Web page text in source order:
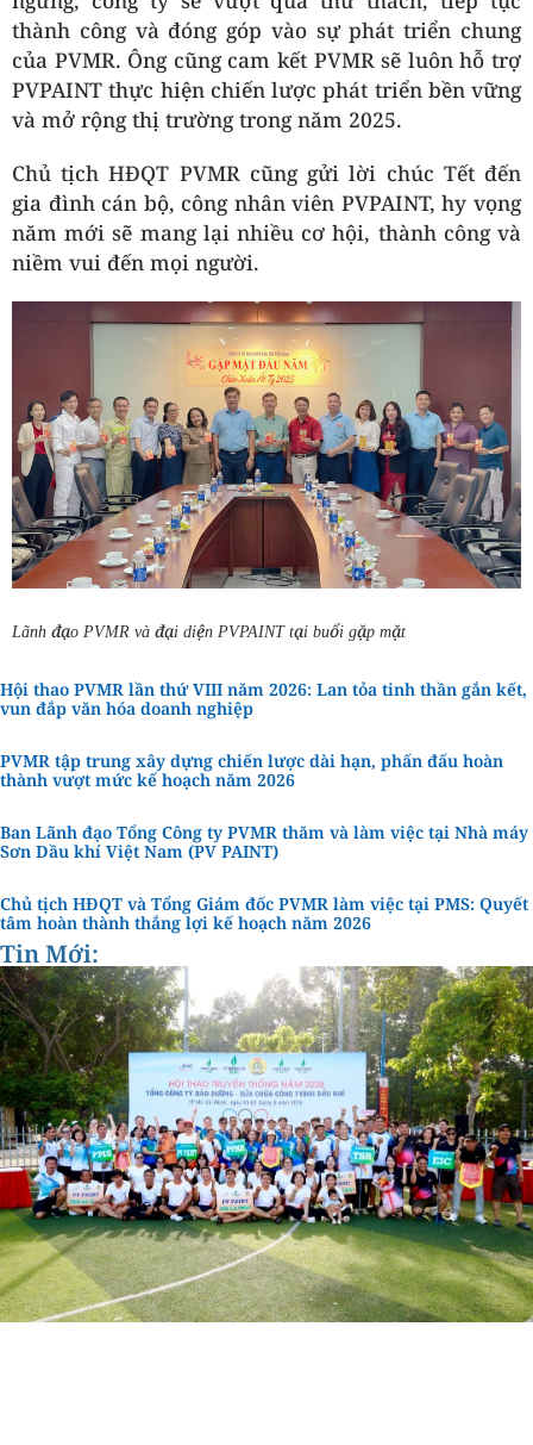
thành công và đóng góp vào sự phát triển chung
của PVMR. Ông cũng cam kết PVMR sẽ luôn hỗ trợ
PVPAINT thực hiện chiến lược phát triển bền vững
và mở rộng thị trường trong năm 2025.
Chủ tịch HĐQT PVMR cũng gửi lời chúc Tết đến
gia đình cán bộ, công nhân viên PVPAINT, hy vọng
năm mới sẽ mang lại nhiều cơ hội, thành công và
niềm vui đến mọi người.
Lãnh đạo PVMR và đại diện PVPAINT tại buổi gặp mặt
Hội thao PVMR lần thứ VIII năm 2026: Lan tỏa tinh thần gắn kết,
vun đắp văn hóa doanh nghiệp
PVMR tập trung xây dựng chiến lược dài hạn, phấn đấu hoàn
thành vượt mức kế hoạch năm 2026
Ban Lãnh đạo Tổng Công ty PVMR thăm và làm việc tại Nhà máy
Sơn Dầu khí Việt Nam (PV PAINT)
Chủ tịch HĐQT và Tổng Giám đốc PVMR làm việc tại PMS: Quyết
tâm hoàn thành thắng lợi kế hoạch năm 2026
Tin Mới: